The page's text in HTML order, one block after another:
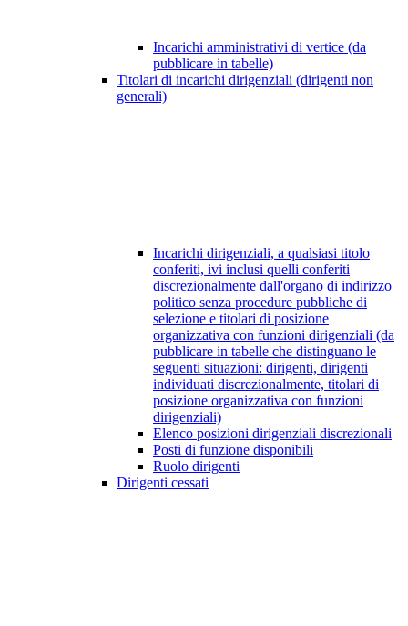
Incarichi amministrativi di vertice (da
pubblicare in tabelle)
Titolari di incarichi dirigenziali (dirigenti non
generali)
Incarichi dirigenziali, a qualsiasi titolo
conferiti, ivi inclusi quelli conferiti
discrezionalmente dall'organo di indirizzo
politico senza procedure pubbliche di
selezione e titolari di posizione
organizzativa con funzioni dirigenziali (da
pubblicare in tabelle che distinguano le
seguenti situazioni: dirigenti, dirigenti
individuati discrezionalmente, titolari di
posizione organizzativa con funzioni
dirigenziali)
Elenco posizioni dirigenziali discrezionali
Posti di funzione disponibili
Ruolo dirigenti
Dirigenti cessati